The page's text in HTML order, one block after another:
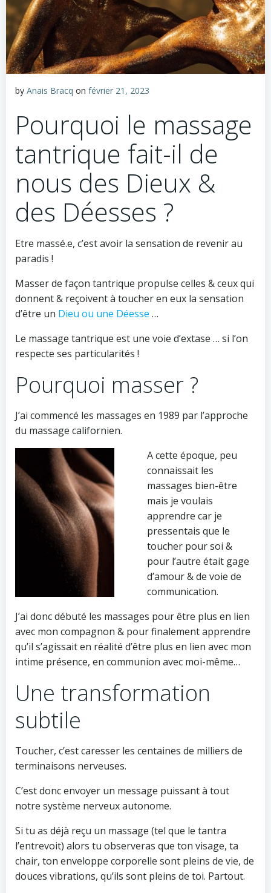
by Anais Bracq on février 21, 2023
Pourquoi le massage
tantrique fait-il de
nous des Dieux &
des Déesses ?
Etre massé.e, c’est avoir la sensation de revenir au
paradis !
Masser de façon tantrique propulse celles & ceux qui
donnent & reçoivent à toucher en eux la sensation
d’être un Dieu ou une Déesse …
Le massage tantrique est une voie d’extase … si l’on
respecte ses particularités !
Pourquoi masser ?
J’ai commencé les massages en 1989 par l’approche
du massage californien.
A cette époque, peu
connaissait les
massages bien-être
mais je voulais
apprendre car je
pressentais que le
toucher pour soi &
pour l’autre était gage
d’amour & de voie de
communication.
J’ai donc débuté les massages pour être plus en lien
avec mon compagnon & pour finalement apprendre
qu’il s’agissait en réalité d’être plus en lien avec mon
intime présence, en communion avec moi-même…
Une transformation
subtile
Toucher, c’est caresser les centaines de milliers de
terminaisons nerveuses.
C’est donc envoyer un message puissant à tout
notre système nerveux autonome.
Si tu as déjà reçu un massage (tel que le tantra
l’entrevoit) alors tu observeras que ton visage, ta
chair, ton enveloppe corporelle sont pleins de vie, de
douces vibrations, qu’ils sont pleins de toi. Partout.